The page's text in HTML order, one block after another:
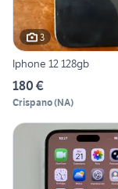
3
Iphone 12 128gb
180 €
Crispano(NA)